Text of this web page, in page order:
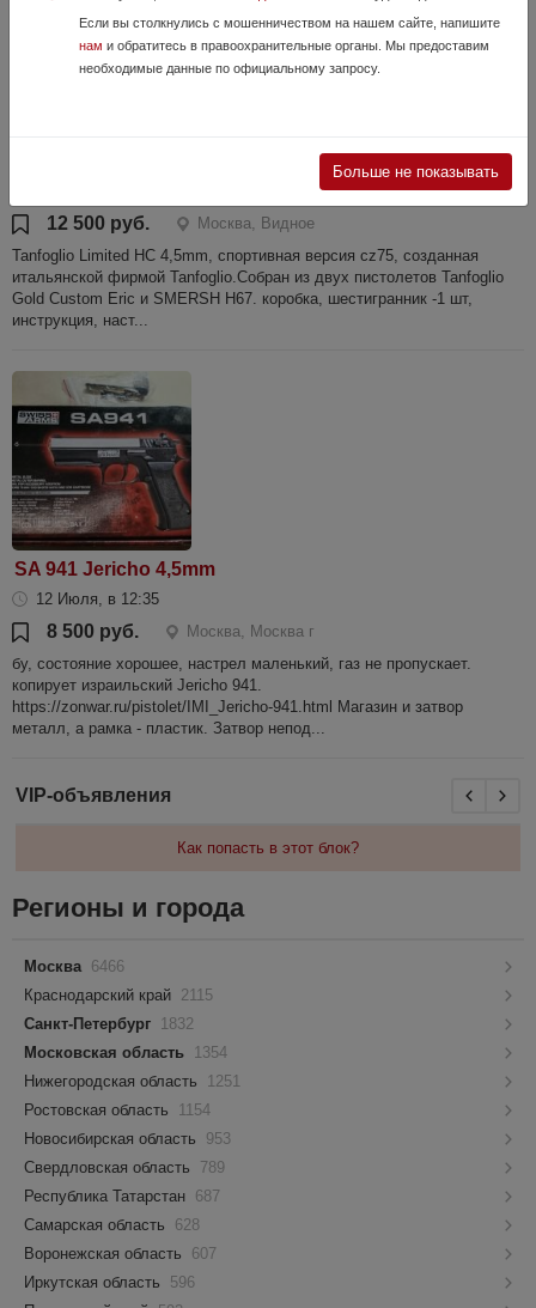
12 500 руб.
Москва, Видное
Tanfoglio Limited HC 4,5mm, спортивная версия cz75, созданная
итальянской фирмой Tanfoglio.Собран из двух пистолетов Tanfoglio
Gold Custom Eric и SMERSH H67. коробка, шестигранник -1 шт,
инструкция, наст...
SA 941 Jericho 4,5mm
12 Июля, в 12:35
8 500 руб.
Москва, Москва г
бу, состояние хорошее, настрел маленький, газ не пропускает.
копирует израильский Jericho 941.
https://zonwar.ru/pistolet/IMI_Jericho-941.html Магазин и затвор
металл, а рамка - пластик. Затвор непод...
Если вы столкнулись с мошенничеством на нашем сайте, напишите
нам и обратитесь в правоохранительные органы. Мы предоставим
необходимые данные по официальному запросу.
Больше не показывать
VIP-объявления
Как попасть в этот блок?
Регионы и города
Москва 6466
Краснодарский край 2115
Санкт-Петербург 1832
Московская область 1354
Нижегородская область
1251
Ростовская область
1154
Новосибирская область
953
Свердловская область
789
Республика Татарстан 687
Самарская область
628
Воронежская область
607
Иркутская область
596